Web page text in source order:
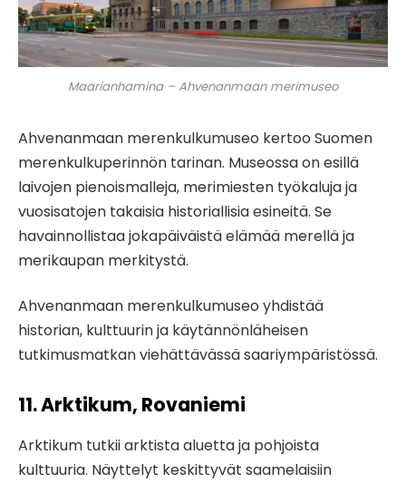
Maarianhamina – Ahvenanmaan merimuseo
Ahvenanmaan merenkulkumuseo kertoo Suomen
merenkulkuperinnön tarinan. Museossa on esillä
laivojen pienoismalleja, merimiesten työkaluja ja
vuosisatojen takaisia ​​historiallisia esineitä. Se
havainnollistaa jokapäiväistä elämää merellä ja
merikaupan merkitystä.
Ahvenanmaan merenkulkumuseo yhdistää
historian, kulttuurin ja käytännönläheisen
tutkimusmatkan viehättävässä saariympäristössä.
11. Arktikum, Rovaniemi
Arktikum tutkii arktista aluetta ja pohjoista
kulttuuria. Näyttelyt keskittyvät saamelaisiin